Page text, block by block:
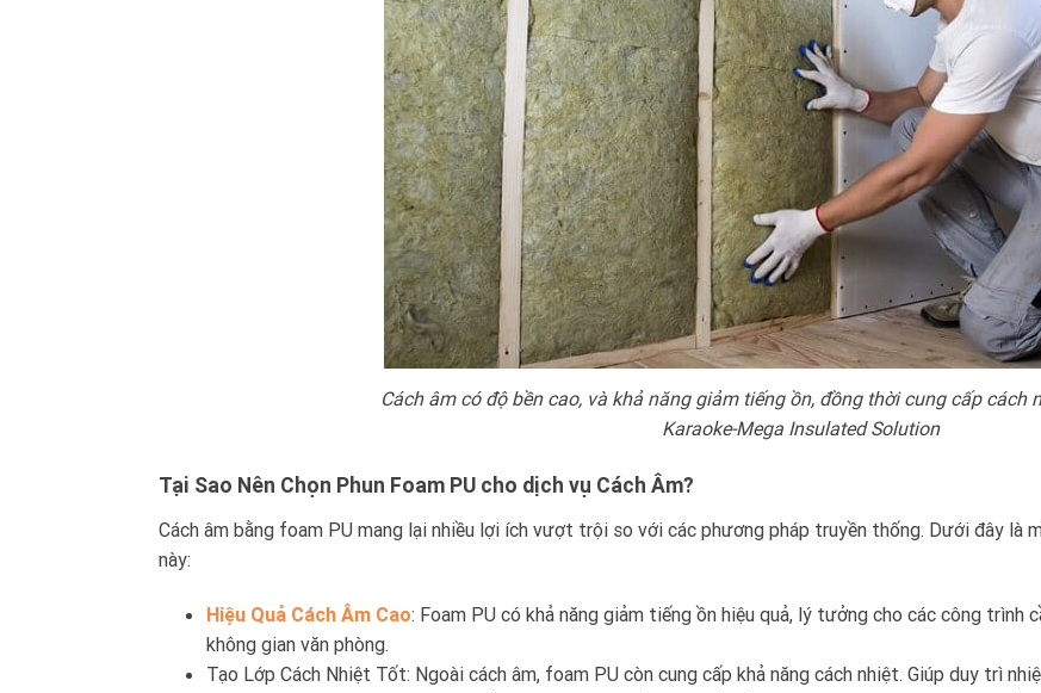
Cách âm có độ bền cao, và khả năng giảm tiếng ồn, đồng thời cung cấp cách
Karaoke-Mega Insulated Solution
Tại Sao Nên Chọn Phun Foam PU cho dịch vụ Cách Âm?
Cách âm bằng foam PU mang lại nhiều lợi ích vượt trội so với các phương pháp truyền thống. Dưới đây là
này:
Hiệu Quả Cách Âm Cao: Foam PU có khả năng giảm tiếng ồn hiệu quả, lý tưởng cho các công trình
không gian văn phòng.
Tạo Lớp Cách Nhiệt Tốt: Ngoài cách âm, foam PU còn cung cấp khả năng cách nhiệt. Giúp duy trì